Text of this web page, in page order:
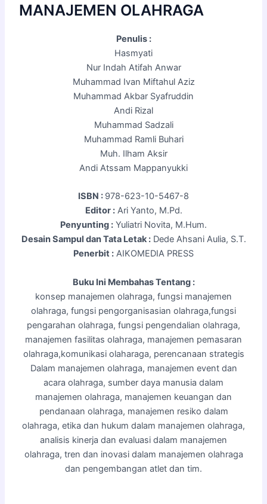
MANAJEMEN OLAHRAGA
Penulis :
Hasmyati
Nur Indah Atifah Anwar
Muhammad Ivan Miftahul Aziz
Muhammad Akbar Syafruddin
Andi Rizal
Muhammad Sadzali
Muhammad Ramli Buhari
Muh. Ilham Aksir
Andi Atssam Mappanyukki
ISBN : 978-623-10-5467-8
Editor :Ari Yanto, M.Pd.
Penyunting : Yuliatri Novita, M.Hum.
Desain Sampul dan Tata Letak :Dede Ahsani Aulia, S.T.
Penerbit : AIKOMEDIA PRESS
Buku Ini Membahas Tentang :
konsep manajemen olahraga, fungsi manajemen
olahraga, fungsi pengorganisasian olahraga,fungsi
pengarahan olahraga, fungsi pengendalian olahraga,
manajemen fasilitas olahraga, manajemen pemasaran
olahraga,komunikasi olaharaga, perencanaan strategis
Dalam manajemen olahraga, manajemen event dan
acara olahraga, sumber daya manusia dalam
manajemen olahraga, manajemen keuangan dan
pendanaan olahraga, manajemen resiko dalam
olahraga, etika dan hukum dalam manajemen olahraga,
analisis kinerja dan evaluasi dalam manajemen
olahraga, tren dan inovasi dalam manajemen olahraga
dan pengembangan atlet dan tim.